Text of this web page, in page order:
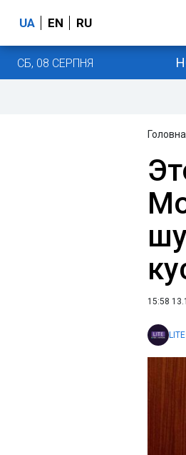
UA EN RU
СБ, 08 СЕРПНЯ
Головна
15:58
LITE